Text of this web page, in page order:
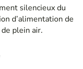
silencieux du
d’alimentation de
plein air.